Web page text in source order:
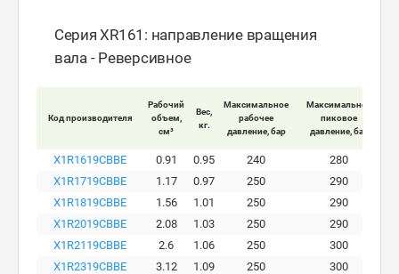
Серия XR161: направление вращения
вала - Реверсивное
Код производителя
Рабочий
объем,
см³
Вес,
кг.
Максимальное
рабочее
давление, бар
Максимальное
пиковое
давление, бар
X1R1619CBBE 0.91 0.95 240
280
X1R1719CBBE
1.17 0.97 250
290
X1R1819CBBE
1.56 1.01 250
290
X1R2019CBBE
2.08 1.03 250
290
X1R2119CBBE
2.6 1.06 250
300
X1R2319CBBE
3.12 1.09 250
300